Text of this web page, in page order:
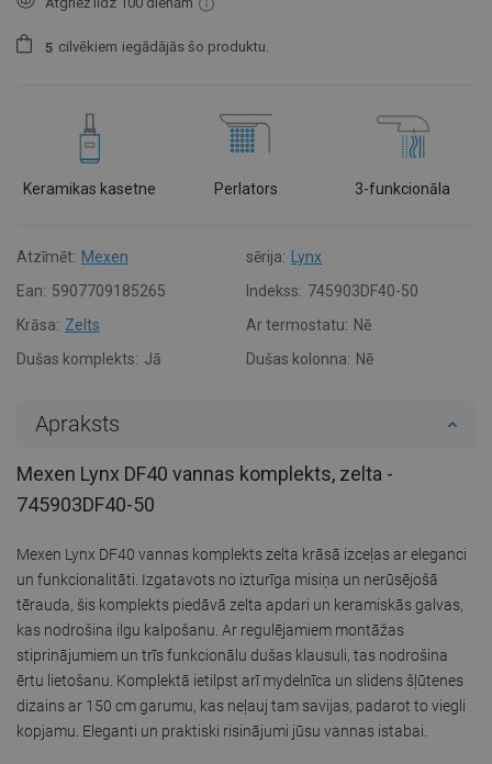
5 cilvēkiem iegādājās šo produktu.
Keramikas kasetne Perlators 3-funkcionāla
Atzīmēt: Mexen sērija:
Lynx
Ean: 5907709185265 Indekss: 745903DF40-50
Krāsa: Zelts Ar termostatu: Nē
Dušas komplekts: Jā Dušas kolonna: Nē
Apraksts
Mexen Lynx DF40 vannas komplekts, zelta -
745903DF40-50
Mexen Lynx DF40 vannas komplekts zelta krāsā izceļas ar eleganci
un funkcionalitāti. Izgatavots no izturīga misiņa un nerūsējošā
tērauda, šis komplekts piedāvā zelta apdari un keramiskās galvas,
kas nodrošina ilgu kalpošanu. Ar regulējamiem montāžas
stiprinājumiem un trīs funkcionālu dušas klausuli, tas nodrošina
ērtu lietošanu. Komplektā ietilpst arī mydelnīca un slidens šļūtenes
dizains ar 150 cm garumu, kas neļauj tam savijas, padarot to viegli
kopjamu. Eleganti un praktiski risinājumi jūsu vannas istabai.